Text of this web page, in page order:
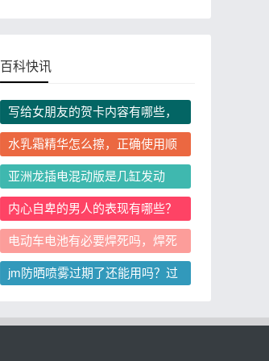
百科快讯
写给女朋友的贺卡内容有哪些，
给女朋友写贺卡怎么写更戳人？
水乳霜精华怎么擦，正确使用顺
序是什么
亚洲龙插电混动版是几缸发动
机，它的动力满足日常家用需求
吗？
内心自卑的男人的表现有哪些？
内心自卑的男人值得交往吗？
电动车电池有必要焊死吗，焊死
的电动车电池坏了能换吗
jm防晒喷雾过期了还能用吗？过